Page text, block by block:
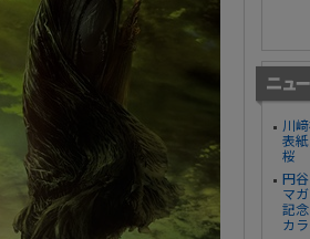
川
表
桜
円
マ
記
カ